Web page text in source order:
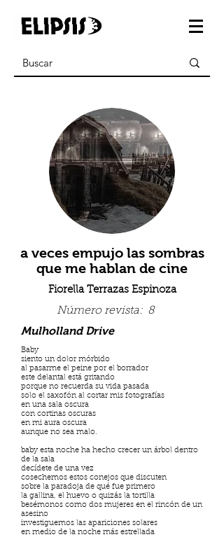
a veces empujo las sombras
que me hablan de cine
Fiorella Terrazas Espinoza
Número revista: 8
Mulholland Drive
Baby
siento un dolor mórbido
al pasarme el peine por el borrador
este delantal está gritando
porque no recuerda su vida pasada
solo el saxofón al cortar mis fotografías
en una sala oscura
con cortinas oscuras
en mi aura oscura
aunque no sea malo.
baby esta noche ha hecho crecer un árbol dentro
de la sala
decídete de una vez
cosechemos estos conejos que discuten
sobre la paradoja de qué fue primero
la gallina, el huevo o quizás la tortilla
besémonos como dos mujeres en el rincón de un
asesino
investiguemos las apariciones solares
en medio de la noche más estrellada